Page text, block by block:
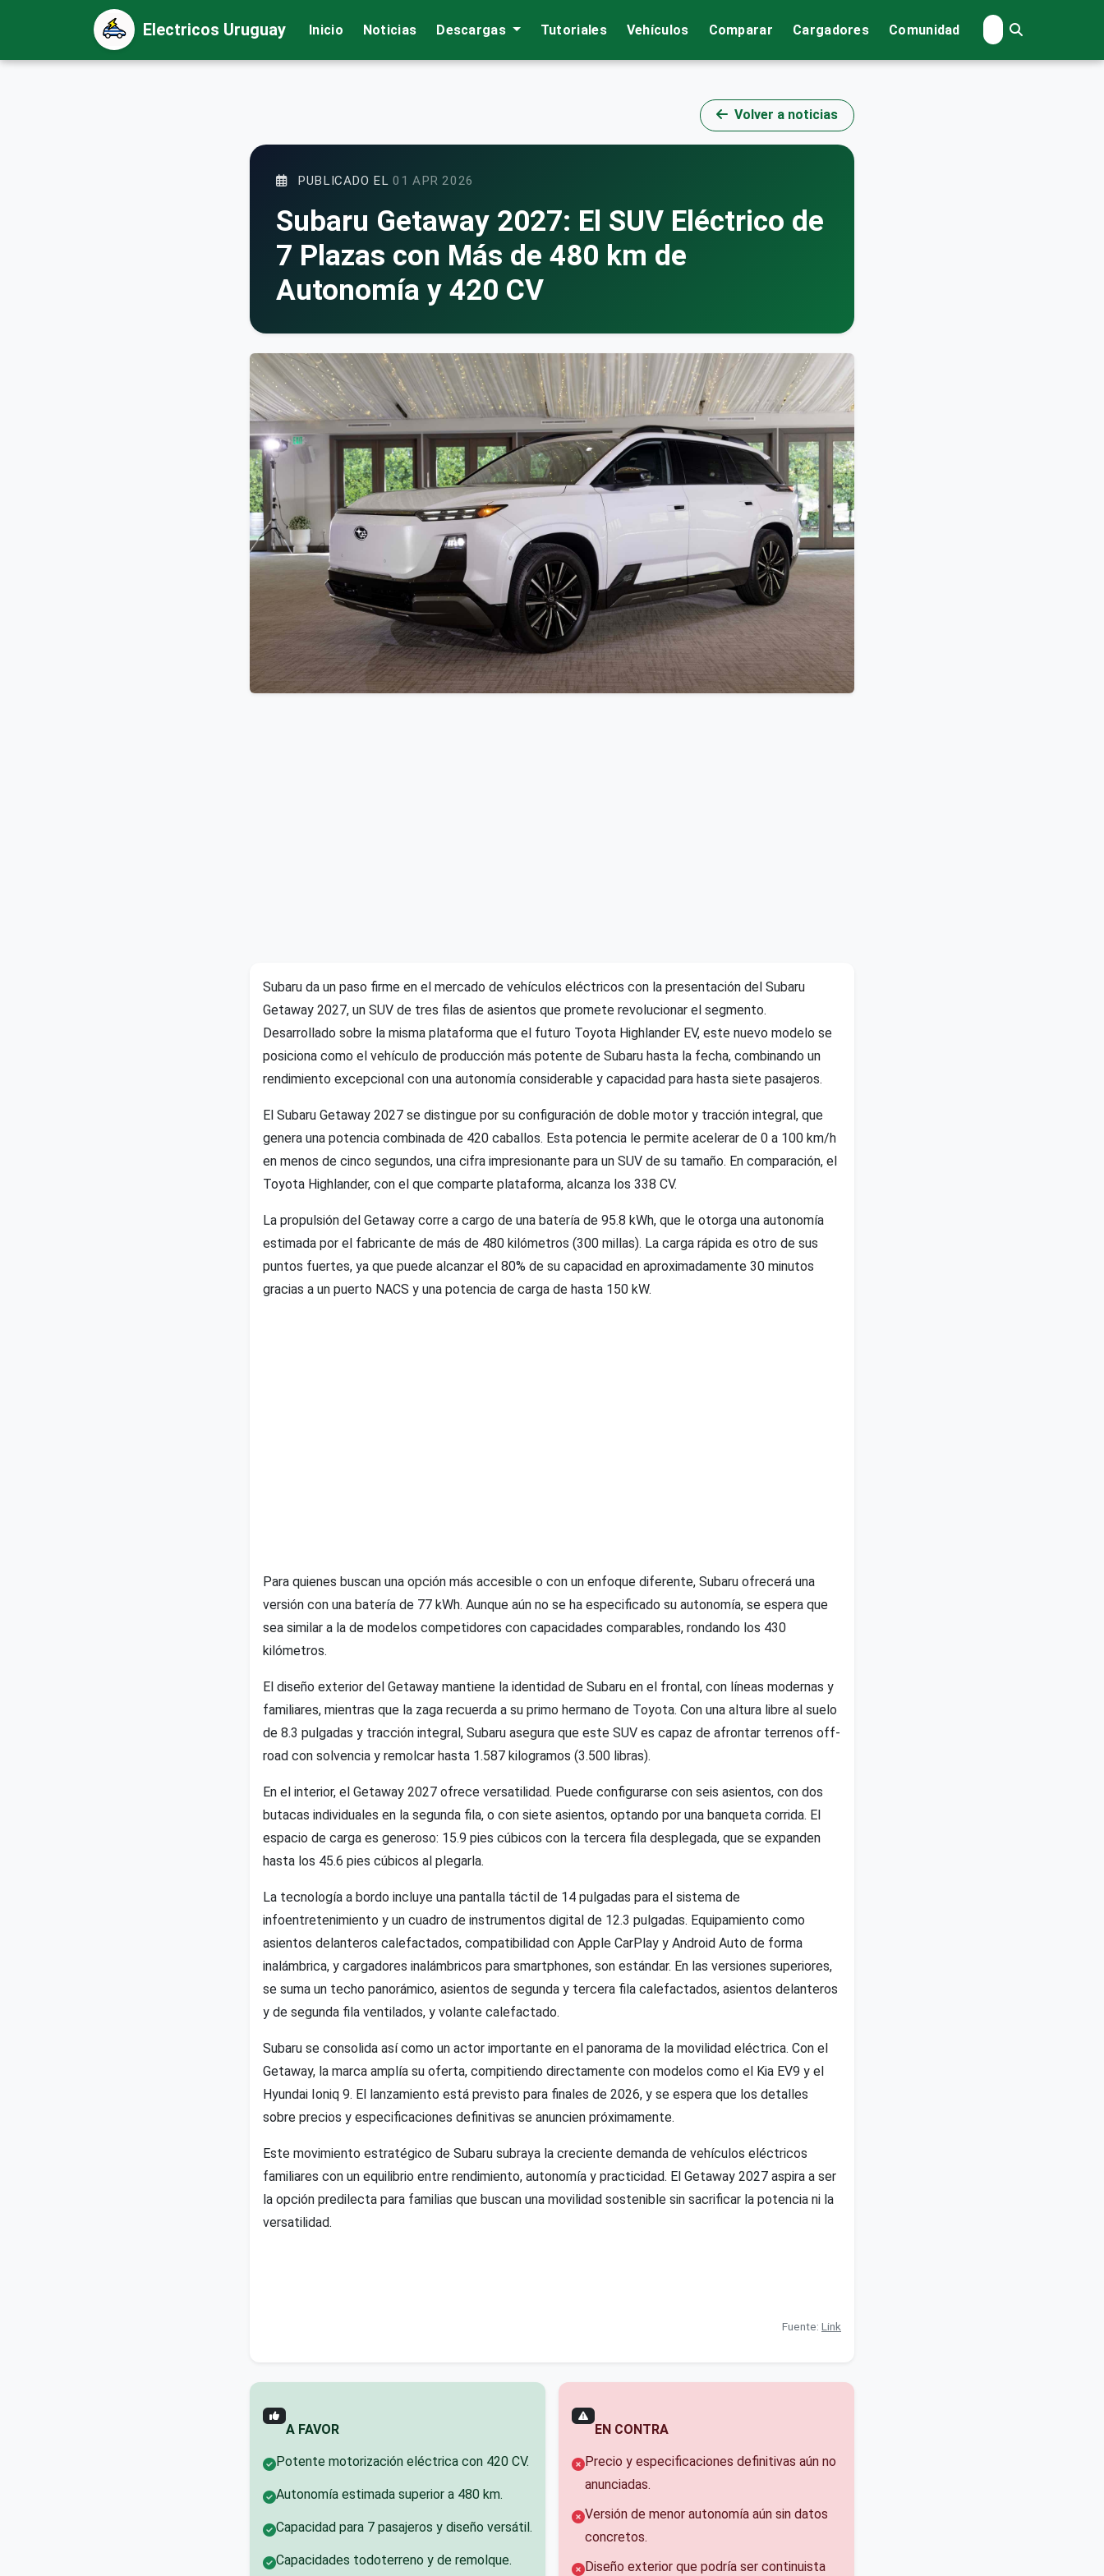
Electricos Uruguay Inicio Noticias Descargas Tutoriales Vehículos Comparar Cargadores Comunidad
Volver a noticias
PUBLICADO EL01 APR 2026
Subaru Getaway 2027: El SUV Eléctrico de
7 Plazas con Más de 480 km de
Autonomía y 420 CV
Subaru da un paso firme en el mercado de vehículos eléctricos con la presentación del Subaru
Getaway 2027, un SUV de tres filas de asientos que promete revolucionar el segmento.
Desarrollado sobre la misma plataforma que el futuro Toyota Highlander EV, este nuevo modelo se
posiciona como el vehículo de producción más potente de Subaru hasta la fecha, combinando un
rendimiento excepcional con una autonomía considerable y capacidad para hasta siete pasajeros.
El Subaru Getaway 2027 se distingue por su configuración de doble motor y tracción integral, que
genera una potencia combinada de 420 caballos. Esta potencia le permite acelerar de 0 a 100 km/h
en menos de cinco segundos, una cifra impresionante para un SUV de su tamaño. En comparación, el
Toyota Highlander, con el que comparte plataforma, alcanza los 338 CV.
La propulsión del Getaway corre a cargo de una batería de 95.8 kWh, que le otorga una autonomía
estimada por el fabricante de más de 480 kilómetros (300 millas). La carga rápida es otro de sus
puntos fuertes, ya que puede alcanzar el 80% de su capacidad en aproximadamente 30 minutos
gracias a un puerto NACS y una potencia de carga de hasta 150 kW.
Para quienes buscan una opción más accesible o con un enfoque diferente, Subaru ofrecerá una
versión con una batería de 77 kWh. Aunque aún no se ha especificado su autonomía, se espera que
sea similar a la de modelos competidores con capacidades comparables, rondando los 430
kilómetros.
El diseño exterior del Getaway mantiene la identidad de Subaru en el frontal, con líneas modernas y
familiares, mientras que la zaga recuerda a su primo hermano de Toyota. Con una altura libre al suelo
de 8.3 pulgadas y tracción integral, Subaru asegura que este SUV es capaz de afrontar terrenos off-
road con solvencia y remolcar hasta 1.587 kilogramos (3.500 libras).
En el interior, el Getaway 2027 ofrece versatilidad. Puede configurarse con seis asientos, con dos
butacas individuales en la segunda fila, o con siete asientos, optando por una banqueta corrida. El
espacio de carga es generoso: 15.9 pies cúbicos con la tercera fila desplegada, que se expanden
hasta los 45.6 pies cúbicos al plegarla.
La tecnología a bordo incluye una pantalla táctil de 14 pulgadas para el sistema de
infoentretenimiento y un cuadro de instrumentos digital de 12.3 pulgadas. Equipamiento como
asientos delanteros calefactados, compatibilidad con Apple CarPlay y Android Auto de forma
inalámbrica, y cargadores inalámbricos para smartphones, son estándar. En las versiones superiores,
se suma un techo panorámico, asientos de segunda y tercera fila calefactados, asientos delanteros
y de segunda fila ventilados, y volante calefactado.
Subaru se consolida así como un actor importante en el panorama de la movilidad eléctrica. Con el
Getaway, la marca amplía su oferta, compitiendo directamente con modelos como el Kia EV9 y el
Hyundai Ioniq 9. El lanzamiento está previsto para finales de 2026, y se espera que los detalles
sobre precios y especificaciones definitivas se anuncien próximamente.
Este movimiento estratégico de Subaru subraya la creciente demanda de vehículos eléctricos
familiares con un equilibrio entre rendimiento, autonomía y practicidad. El Getaway 2027 aspira a ser
la opción predilecta para familias que buscan una movilidad sostenible sin sacrificar la potencia ni la
versatilidad.
Fuente: Link
A FAVOR
Potente motorización eléctrica con 420 CV.
Autonomía estimada superior a 480 km.
Capacidad para 7 pasajeros y diseño versátil.
Capacidades todoterreno y de remolque.
EN CONTRA
Precio y especificaciones definitivas aún no
anunciadas.
Versión de menor autonomía aún sin datos
concretos.
Diseño exterior que podría ser continuista